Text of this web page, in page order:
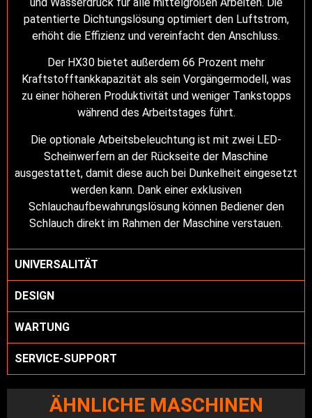
patentierte Dichtungslösung optimiert den Luftstrom,
erhöht die Effizienz und vereinfacht den Anschluss.
Der HX30 bietet außerdem 66 Prozent mehr
Kraftstofftankkapazität als sein Vorgängermodell, was
zu einer höheren Produktivität und weniger Tankstopps
während des Arbeitstages führt.
Die optionale Arbeitsbeleuchtung ist mit zwei LED-
Scheinwerfern an der Rückseite der Maschine
ausgestattet, damit diese auch bei Dunkelheit eingesetzt
werden kann. Dank einer exklusiven
Schlauchaufbewahrungslösung können Bediener den
Schlauch direkt im Rahmen der Maschine verstauen.
UNIVERSALITÄT
DESIGN
WARTUNG
SERVICE-SUPPORT
ÄHNLICHE MASCHINEN